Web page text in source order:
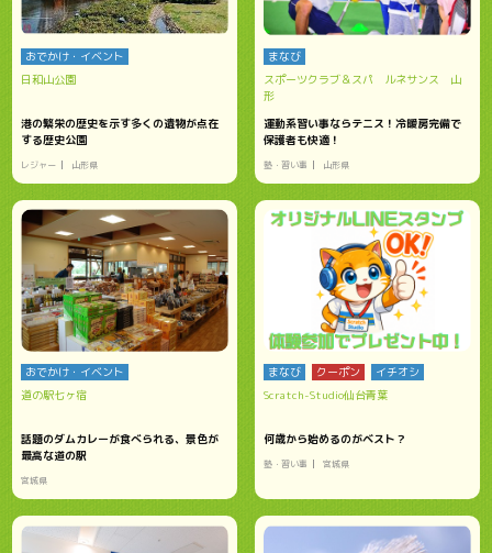
おでかけ・イベント
日和山公園
港の繁栄の歴史を示す多くの遺物が点在
する歴史公園
レジャー 山形県
まなび
スポーツクラブ＆スパ ルネサンス 山
形
運動系習い事ならテニス！冷暖房完備で
保護者も快適！
塾・習い事 山形県
おでかけ・イベント
道の駅七ヶ宿
話題のダムカレーが食べられる、景色が
最高な道の駅
宮城県
まなび クーポン
イチオシ
Scratch-Studio仙台青葉
何歳から始めるのがベスト？
塾・習い事 宮城県